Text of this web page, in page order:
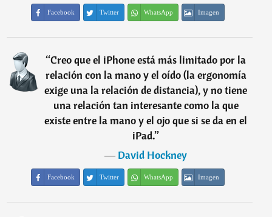
Facebook Twitter WhatsApp Imagen
“Creo que el iPhone está más limitado por la
relación con la mano y el oído (la ergonomía
exige una la relación de distancia), y no tiene
una relación tan interesante como la que
existe entre la mano y el ojo que si se da en el
iPad.”
―David Hockney
Facebook Twitter WhatsApp Imagen